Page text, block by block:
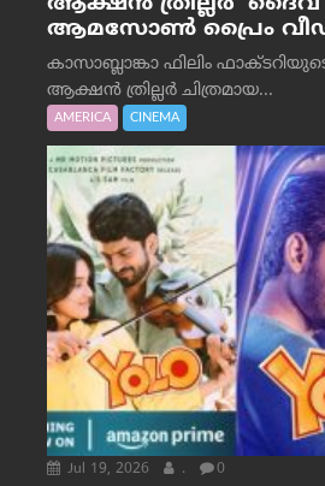
ആമസോൺ പ്രൈം
കാസാബ്ലാങ്കാ ഫിലിം
ആക്ഷൻ ത്രില്ലർ ചിത്രമായ...
AMERICA CINEMA
Jul 19, 2026 . 0